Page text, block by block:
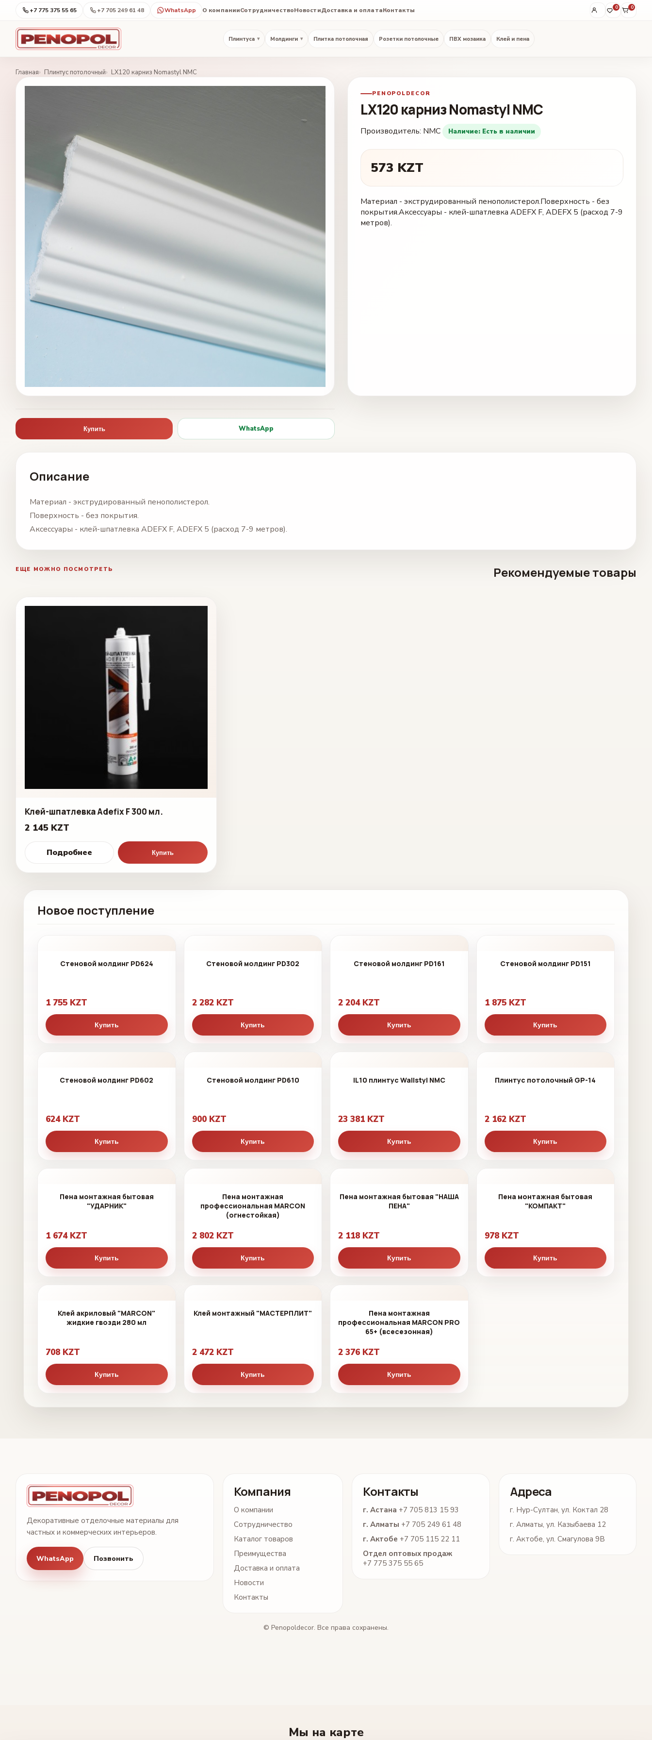
+7 775 375 55 65 +7 705 249 61 48 WhatsApp О компанииСотрудничествоНовостиДоставка и оплатаКонтакты 0 0
Плинтуса ▾ Молдинги ▾ Плитка потолочная Розетки потолочные ПВХ мозаика Клей и пена
Главная Плинтус потолочный LX120 карниз Nomastyl NMC
PENOPOLDECOR
LX120 карниз Nomastyl NMC
Производитель: NMC Наличие: Есть в наличии
573 KZT
Материал - экструдированный пенополистерол.Поверхность - без
покрытия.Аксессуары - клей-шпатлевка ADEFX F, ADEFX 5 (расход 7-9
метров).
Купить WhatsApp
Описание
Материал - экструдированный пенополистерол.
Поверхность - без покрытия.
Аксессуары - клей-шпатлевка ADEFX F, ADEFX 5 (расход 7-9 метров).
ЕЩЕ МОЖНО ПОСМОТРЕТЬ Рекомендуемые товары
Клей-шпатлевка Adefix F 300 мл.
2 145 KZT
Подробнее Купить
Новое поступление
Стеновой молдинг PD624
1 755 KZT
Купить
Стеновой молдинг PD302
2 282 KZT
Купить
Стеновой молдинг PD161
2 204 KZT
Купить
Стеновой молдинг PD151
1 875 KZT
Купить
Стеновой молдинг PD602
624 KZT
Купить
Стеновой молдинг PD610
900 KZT
Купить
IL10 плинтус Wallstyl NMC
23 381 KZT
Купить
Плинтус потолочный GP-14
2 162 KZT
Купить
Пена монтажная бытовая
"УДАРНИК"
1 674 KZT
Купить
Пена монтажная
профессиональная MARCON
(огнестойкая)
2 802 KZT
Купить
Пена монтажная бытовая "НАША
ПЕНА"
2 118 KZT
Купить
Пена монтажная бытовая
"КОМПАКТ"
978 KZT
Купить
Клей акриловый "MARCON"
жидкие гвозди 280 мл
708 KZT
Купить
Клей монтажный "МАСТЕРПЛИТ"
2 472 KZT
Купить
Пена монтажная
профессиональная MARCON PRO
65+ (всесезонная)
2 376 KZT
Купить
Декоративные отделочные материалы для
частных и коммерческих интерьеров.
WhatsApp Позвонить
Компания
О компании
Сотрудничество
Каталог товаров
Преимущества
Доставка и оплата
Новости
Контакты
Контакты
г. Астана +7 705 813 15 93
г. Алматы +7 705 249 61 48
г. Актобе +7 705 115 22 11
Отдел оптовых продаж
+7 775 375 55 65
Адреса
г. Нур-Султан, ул. Коктал 28
г. Алматы, ул. Казыбаева 12
г. Актобе, ул. Смагулова 9В
© Penopoldecor. Все права сохранены.
Мы на карте